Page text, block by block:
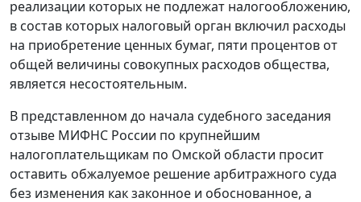
реализации которых не подлежат налогообложению,
в состав которых налоговый орган включил расходы
на приобретение ценных бумаг, пяти процентов от
общей величины совокупных расходов общества,
является несостоятельным.
В представленном до начала судебного заседания
отзыве МИФНС России по крупнейшим
налогоплательщикам по Омской области просит
оставить обжалуемое решение арбитражного суда
без изменения как законное и обоснованное, а